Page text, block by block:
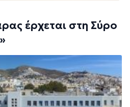
έρχεται στη Σύρο